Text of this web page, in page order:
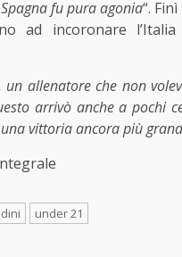
fu pura agonia“.
ad incoronare l’Italia
un allenatore che non
arrivò anche a pochi
vittoria ancora più
under 21